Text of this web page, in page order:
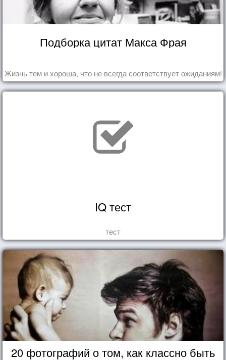
Подборка цитат Макса Фрая
Жизнь тем и хороша, что не всегда соответствует ожиданиям!
IQ тест
тест
20 фотографий о том, как классно быть